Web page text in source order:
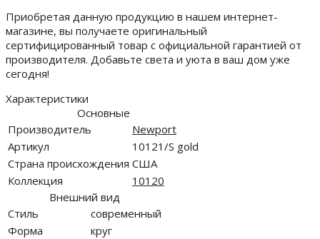
Приобретая данную продукцию в нашем интернет-
магазине, вы получаете оригинальный
сертифицированный товар с официальной гарантией от
производителя. Добавьте света и уюта в ваш дом уже
сегодня!
Характеристики
Основные
Производитель
Newport
Артикул
10121/S gold
Страна происхождения США
Коллекция
10120
Внешний вид
Стиль
современный
Форма
круг